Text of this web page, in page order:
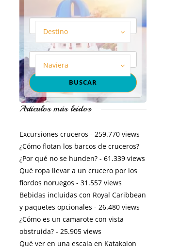
Destino
Naviera
Artículos más leídos
Excursiones cruceros - 259.770 views
¿Cómo flotan los barcos de cruceros?
¿Por qué no se hunden?- 61.339 views
Qué ropa llevar a un crucero por los
fiordos noruegos - 31.557 views
Bebidas incluidas con Royal Caribbean
y paquetes opcionales - 26.480 views
¿Cómo es un camarote con vista
obstruida?- 25.905 views
Qué ver en una escala en Katakolon